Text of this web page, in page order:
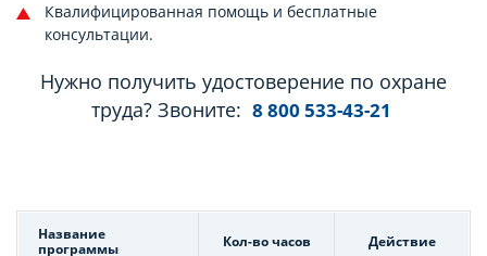
Квалифицированная помощь и бесплатные
консультации.
Нужно получить удостоверение по охране
труда? Звоните: 8 800 533-43-21
Название
программы
Кол-во часов Действие